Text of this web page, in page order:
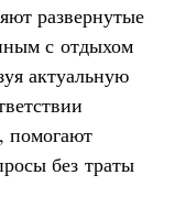
развернутые
с отдыхом
актуальную
помогают
без траты